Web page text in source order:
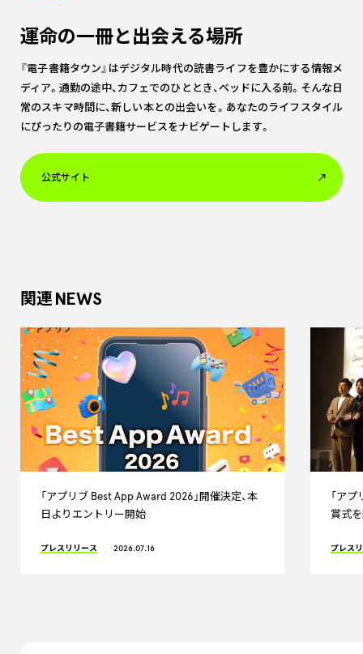
運命の一冊と出会える場所
『電子書籍タウン』はデジタル時代の読書ライフを豊かにする情報メ
ディア。通勤の途中、カフェでのひととき、ベッドに入る前。そんな日
常のスキマ時間に、新しい本との出会いを。あなたのライフスタイル
にぴったりの電子書籍サービスをナビゲートします。
公式サイト
関連 NEWS
「アプリブ Best App Award 2026」開催決定、本
日よりエントリー開始
プレスリリース 2026.07.16
「ア
賞式
プレス